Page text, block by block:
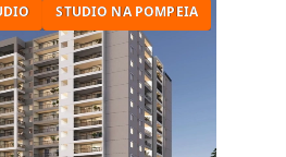
STUDIO NA POMPEIA